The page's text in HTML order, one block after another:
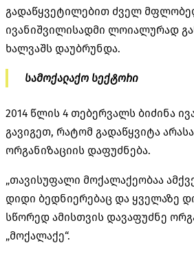
გადაწყვეტილებით ძველ
ივანიშვილისადმი ლოიალურად
ხალვაშს დაუბრუნდა.
სამოქალაქო სექტორი
2014 წლის 4 თებერვალს ბიძინა
გავიგეთ, რატომ გადაწყვიტა
ორგანიზაციის დაფუძნება.
„თავისუფალი მოქალაქეობაა
დიდი ბედნიერებაც და ყველაზე
სწორედ ამისთვის დავაფუძნე
„მოქალაქე“.